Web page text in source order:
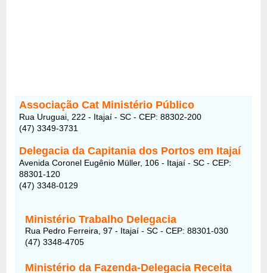
Associação Cat Ministério Público
Rua Uruguai, 222 - Itajaí - SC - CEP: 88302-200
(47) 3349-3731
Delegacia da Capitania dos Portos em Itajaí
Avenida Coronel Eugênio Müller, 106 - Itajaí - SC - CEP:
88301-120
(47) 3348-0129
Ministério Trabalho Delegacia
Rua Pedro Ferreira, 97 - Itajaí - SC - CEP: 88301-030
(47) 3348-4705
Ministério da Fazenda-Delegacia Receita